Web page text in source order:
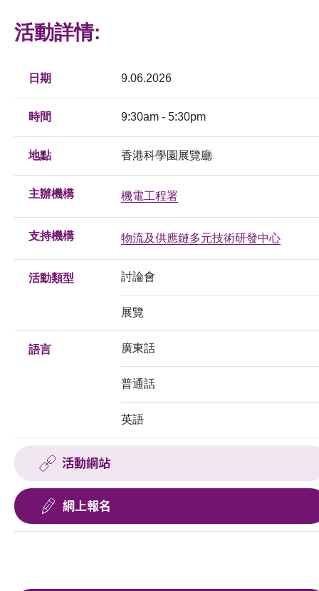
活動詳情:
日期 9.06.2026
時間 9:30am - 5:30pm
地點 香港科學園展覽廳
主辦機構 機電工程署
支持機構 物流及供應鏈多元技術研發中心
活動類型 討論會
展覽
語言 廣東話
普通話
英語
活動網站
網上報名